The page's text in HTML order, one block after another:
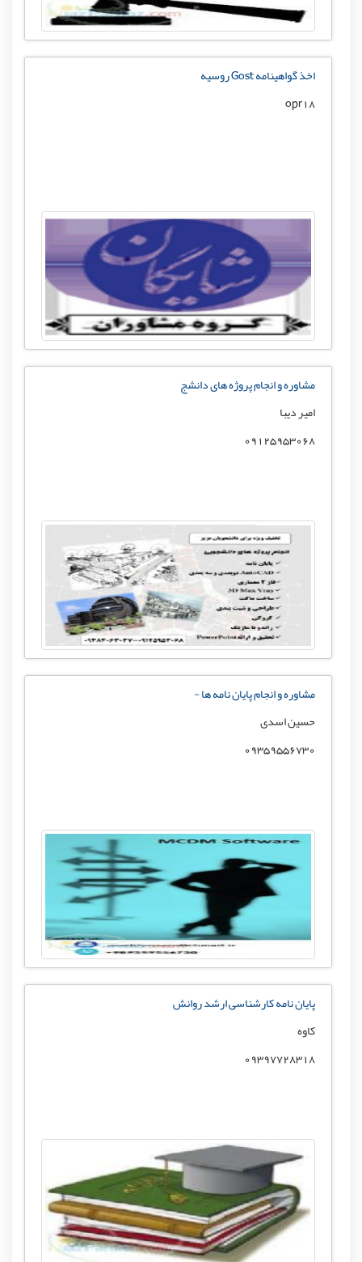
اخذ گواهینامه Gost روسیه
opr18
مشاوره و انجام پروژه های دانشج
امیر دیبا
09125953068
مشاوره و انجام پایان نامه ها -
حسین اسدی
09359556730
پایان نامه کارشناسی ارشد روانش
کاوه
09397728318